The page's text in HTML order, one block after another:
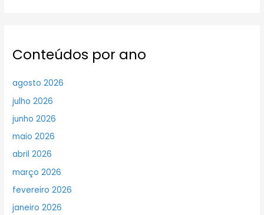
Conteúdos por ano
agosto 2026
julho 2026
junho 2026
maio 2026
abril 2026
março 2026
fevereiro 2026
janeiro 2026